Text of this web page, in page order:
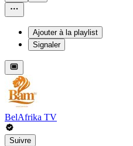
Ajouter à la playlist
Signaler
BelAfrika TV
Suivre